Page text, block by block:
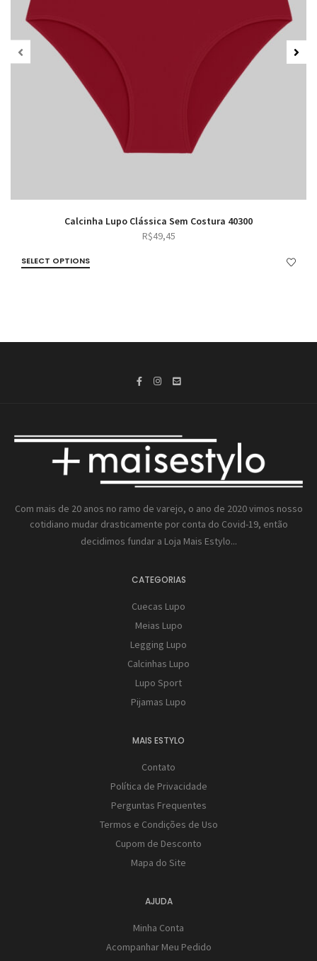
Calcinha Lupo Clássica Sem Costura 40300
R$49,45
SELECT OPTIONS
Com mais de 20 anos no ramo de varejo, o ano de 2020 vimos nosso
cotidiano mudar drasticamente por conta do Covid-19, então
decidimos fundar a Loja Mais Estylo...
CATEGORIAS
Cuecas Lupo
Meias Lupo
Legging Lupo
Calcinhas Lupo
Lupo Sport
Pijamas Lupo
MAIS ESTYLO
Contato
Política de Privacidade
Perguntas Frequentes
Termos e Condições de Uso
Cupom de Desconto
Mapa do Site
AJUDA
Minha Conta
Acompanhar Meu Pedido